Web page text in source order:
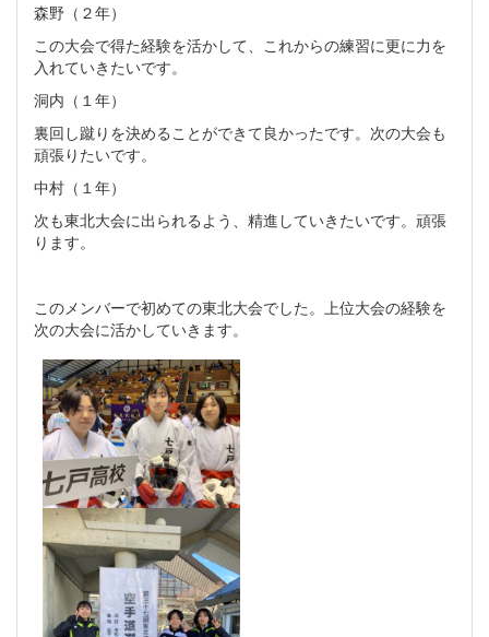
森野（２年）
この大会で得た経験を活かして、これからの練習に更に力を
入れていきたいです。
洞内（１年）
裏回し蹴りを決めることができて良かったです。次の大会も
頑張りたいです。
中村（１年）
次も東北大会に出られるよう、精進していきたいです。頑張
ります。
このメンバーで初めての東北大会でした。上位大会の経験を
次の大会に活かしていきます。